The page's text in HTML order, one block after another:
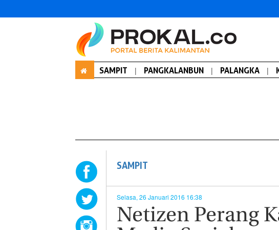
SAMPIT | PANGKALANBUN | PALANGKA |
SAMPIT
Selasa, 26 Januari 2016 16:38
Netizen Perang